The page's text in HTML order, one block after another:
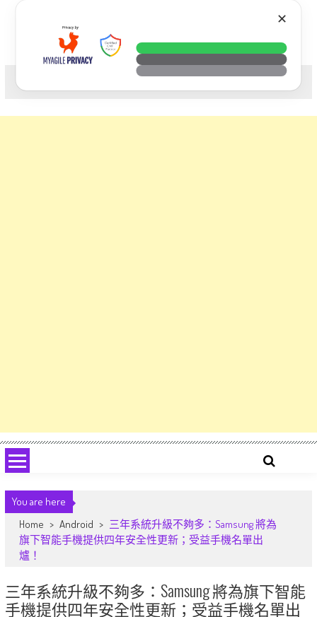
科技. 生活. 攝影.
You are here
Home > Android > 三年系統升級不夠多：Samsung 將為
旗下智能手機提供四年安全性更新；受益手機名單出
爐！
三年系統升級不夠多：Samsung 將為旗下智能
手機提供四年安全性更新；受益手機名單出
✕